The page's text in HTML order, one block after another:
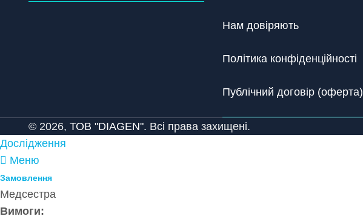
Нам довіряють
Політика конфіденційності
Публічний договір (оферта)
© 2026, ТОВ "DIAGEN". Всі права захищені.
Дослідження
Меню
Замовлення
Медсестра
Вимоги: